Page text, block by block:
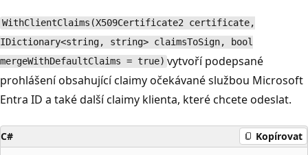
WithClientClaims(X509Certificate2 certificate,
IDictionary<string, string> claimsToSign, bool
mergeWithDefaultClaims = true) vytvoří podepsané
prohlášení obsahující claimy očekávané službou Microsoft
Entra ID a také další claimy klienta, které chcete odeslat.
C# Kopírovat